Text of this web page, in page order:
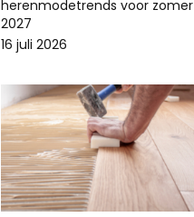
herenmodetrends voor zomer
2027
16 juli 2026